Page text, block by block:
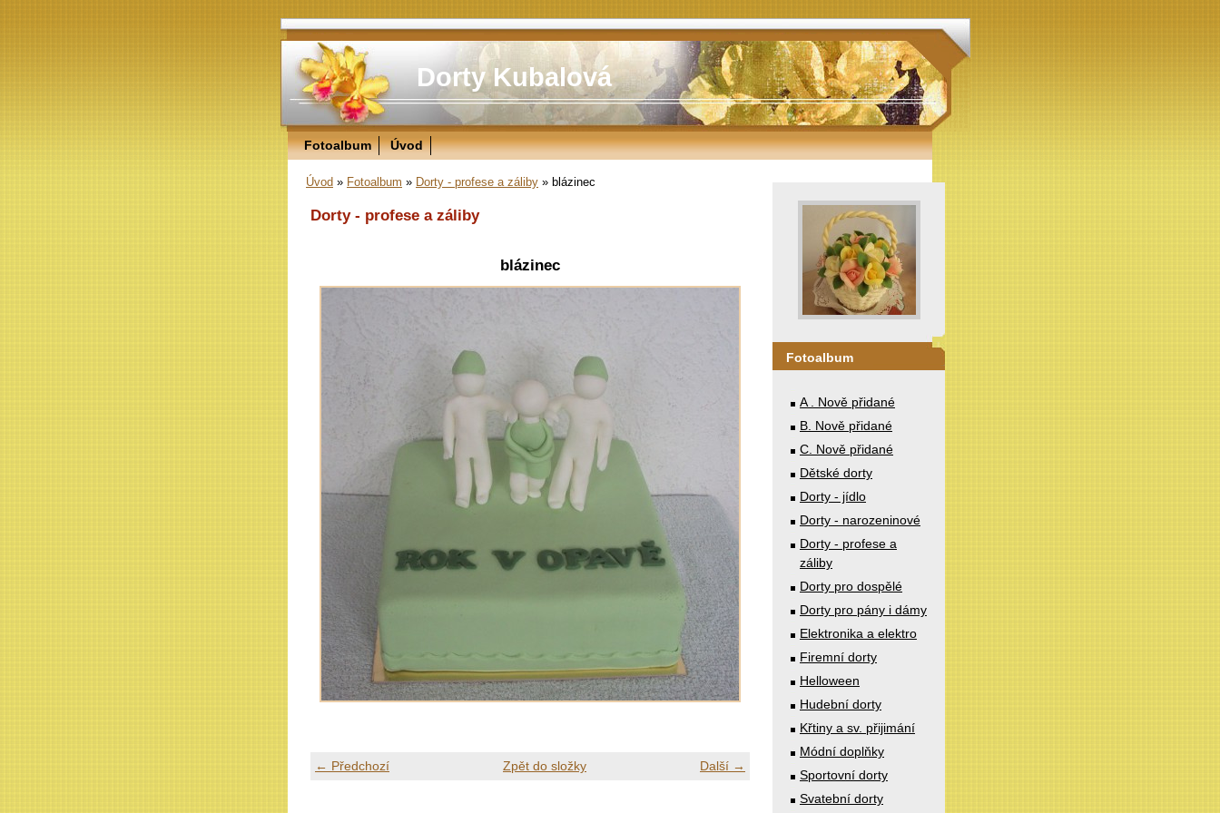
Dorty Kubalová
Fotoalbum Úvod
Úvod » Fotoalbum » Dorty - profese a záliby » blázinec
Dorty - profese a záliby
blázinec
← Předchozí Další →
Zpět do složky
Fotoalbum
A . Nově přidané
B. Nově přidané
C. Nově přidané
Dětské dorty
Dorty - jídlo
Dorty - narozeninové
Dorty - profese a
záliby
Dorty pro dospělé
Dorty pro pány i dámy
Elektronika a elektro
Firemní dorty
Helloween
Hudební dorty
Křtiny a sv. přijimání
Módní doplňky
Sportovní dorty
Svatební dorty